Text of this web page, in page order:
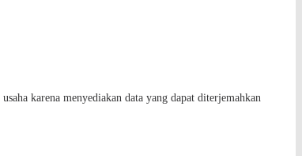
karena menyediakan data yang dapat diterjemahkan